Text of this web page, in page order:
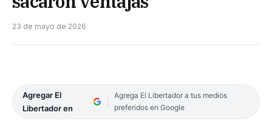
23 de mayo de 2026
Agregar El
Libertador en
Agrega El Libertador a tus medios
preferidos en Google